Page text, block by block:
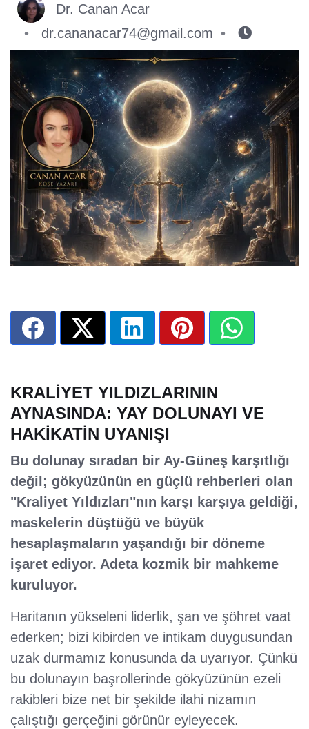
Dr. Canan Acar
dr.cananacar74@gmail.com
KRALİYET YILDIZLARININ
AYNASINDA: YAY DOLUNAYI VE
HAKİKATİN UYANIŞI
Bu dolunay sıradan bir Ay-Güneş karşıtlığı
değil; gökyüzünün en güçlü rehberleri olan
"Kraliyet Yıldızları"nın karşı karşıya geldiği,
maskelerin düştüğü ve büyük
hesaplaşmaların yaşandığı bir döneme
işaret ediyor. Adeta kozmik bir mahkeme
kuruluyor.
Haritanın yükseleni liderlik, şan ve şöhret vaat
ederken; bizi kibirden ve intikam duygusundan
uzak durmamız konusunda da uyarıyor. Çünkü
bu dolunayın başrollerinde gökyüzünün ezeli
rakibleri bize net bir şekilde ilahi nizamın
çalıştığı gerçeğini görünür eyleyecek.